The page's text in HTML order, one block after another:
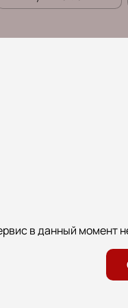
в данный момент